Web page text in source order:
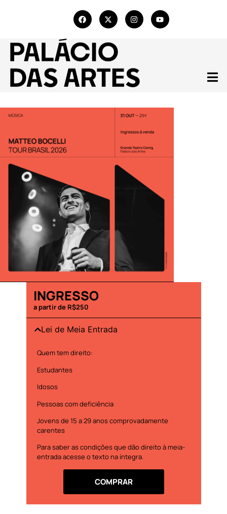
INGRESSO
a partir de R$250
Lei de Meia Entrada
Quem tem direito:
Estudantes
Idosos
Pessoas com deficiência
Jovens de 15 a 29 anos comprovadamente
carentes
Para saber as condições que dão direito à meia-
entrada acesse o texto na íntegra.
COMPRAR